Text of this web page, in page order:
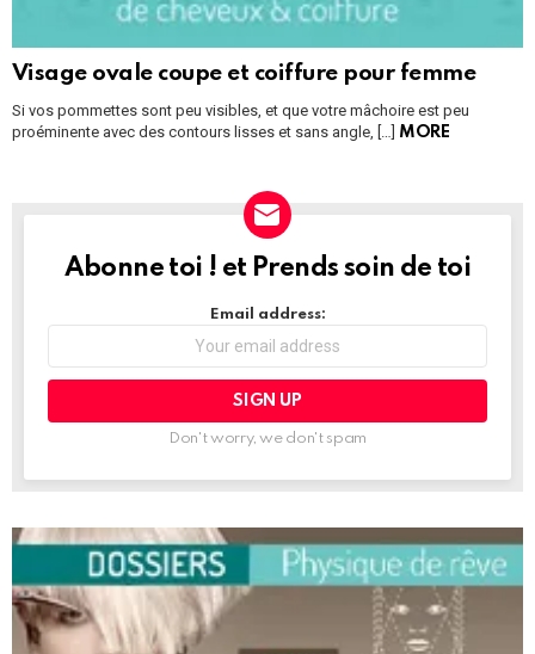
Visage ovale coupe et coiffure pour femme
Si vos pommettes sont peu visibles, et que votre mâchoire est peu
proéminente avec des contours lisses et sans angle, […] MORE
NEWSLETTER
Abonne toi ! et Prends soin de toi
Email address:
Don't worry, we don't spam